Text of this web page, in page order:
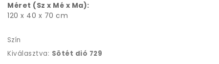
Méret (Sz x Mé x Ma):
120 x 40 x 70 cm
Szín
Kiválasztva: Sötét dió 729